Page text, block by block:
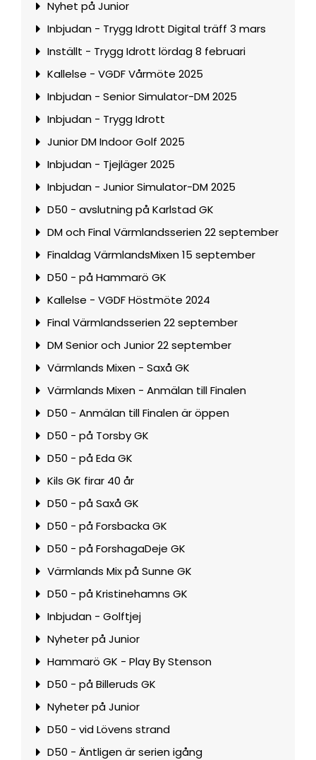
Nyhet på Junior
Inbjudan - Trygg Idrott Digital träff 3 mars
Inställt - Trygg Idrott lördag 8 februari
Kallelse - VGDF Vårmöte 2025
Inbjudan - Senior Simulator-DM 2025
Inbjudan - Trygg Idrott
Junior DM Indoor Golf 2025
Inbjudan - Tjejläger 2025
Inbjudan - Junior Simulator-DM 2025
D50 - avslutning på Karlstad GK
DM och Final Värmlandsserien 22 september
Finaldag VärmlandsMixen 15 september
D50 - på Hammarö GK
Kallelse - VGDF Höstmöte 2024
Final Värmlandsserien 22 september
DM Senior och Junior 22 september
Värmlands Mixen - Saxå GK
Värmlands Mixen - Anmälan till Finalen
D50 - Anmälan till Finalen är öppen
D50 - på Torsby GK
D50 - på Eda GK
Kils GK firar 40 år
D50 - på Saxå GK
D50 - på Forsbacka GK
D50 - på ForshagaDeje GK
Värmlands Mix på Sunne GK
D50 - på Kristinehamns GK
Inbjudan - Golftjej
Nyheter på Junior
Hammarö GK - Play By Stenson
D50 - på Billeruds GK
Nyheter på Junior
D50 - vid Lövens strand
D50 - Äntligen är serien igång